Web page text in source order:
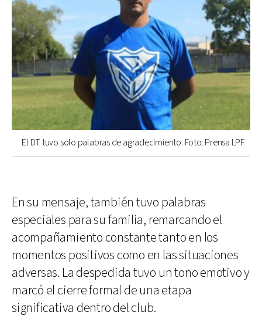
El DT tuvo solo palabras de agradecimiento. Foto: Prensa LPF
En su mensaje, también tuvo palabras
especiales para su familia, remarcando el
acompañamiento constante tanto en los
momentos positivos como en las situaciones
adversas. La despedida tuvo un tono emotivo y
marcó el cierre formal de una etapa
significativa dentro del club.